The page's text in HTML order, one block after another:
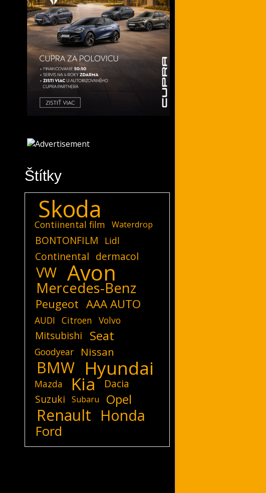
Štítky
Skoda
Contiinental film Waterdrop
BONTONFILM Lidl
Continental dermacol
VW Avon
Mercedes-Benz
Peugeot AAA AUTO
AUDI Citroen Volvo
Mitsubishi Seat
Goodyear Nissan
BMW Hyundai
Mazda Kia
Dacia
Suzuki
Subaru Opel
Renault Honda
Ford